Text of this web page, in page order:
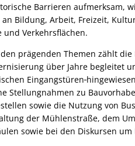
Barrieren aufmerksam,
an Bildung, Arbeit, Freizeit,
und Verkehrsflächen.
prägenden Themen zählt
über Jahre begleitet
Eingangstüren
Stellungnahmen zu
sowie die Nutzung von
der Mühlenstraße, dem
sowie bei den Diskursen